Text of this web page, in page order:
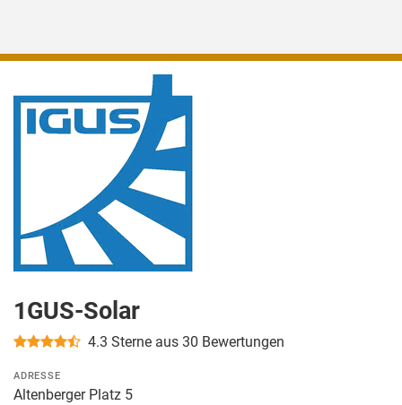
1GUS-Solar
4.3 Sterne aus 30 Bewertungen
ADRESSE
Altenberger Platz 5